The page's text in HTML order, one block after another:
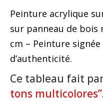
Peinture acrylique
sur panneau de bois
cm – Peinture
d’authenticité.
Ce tableau fait
tons multicolores”